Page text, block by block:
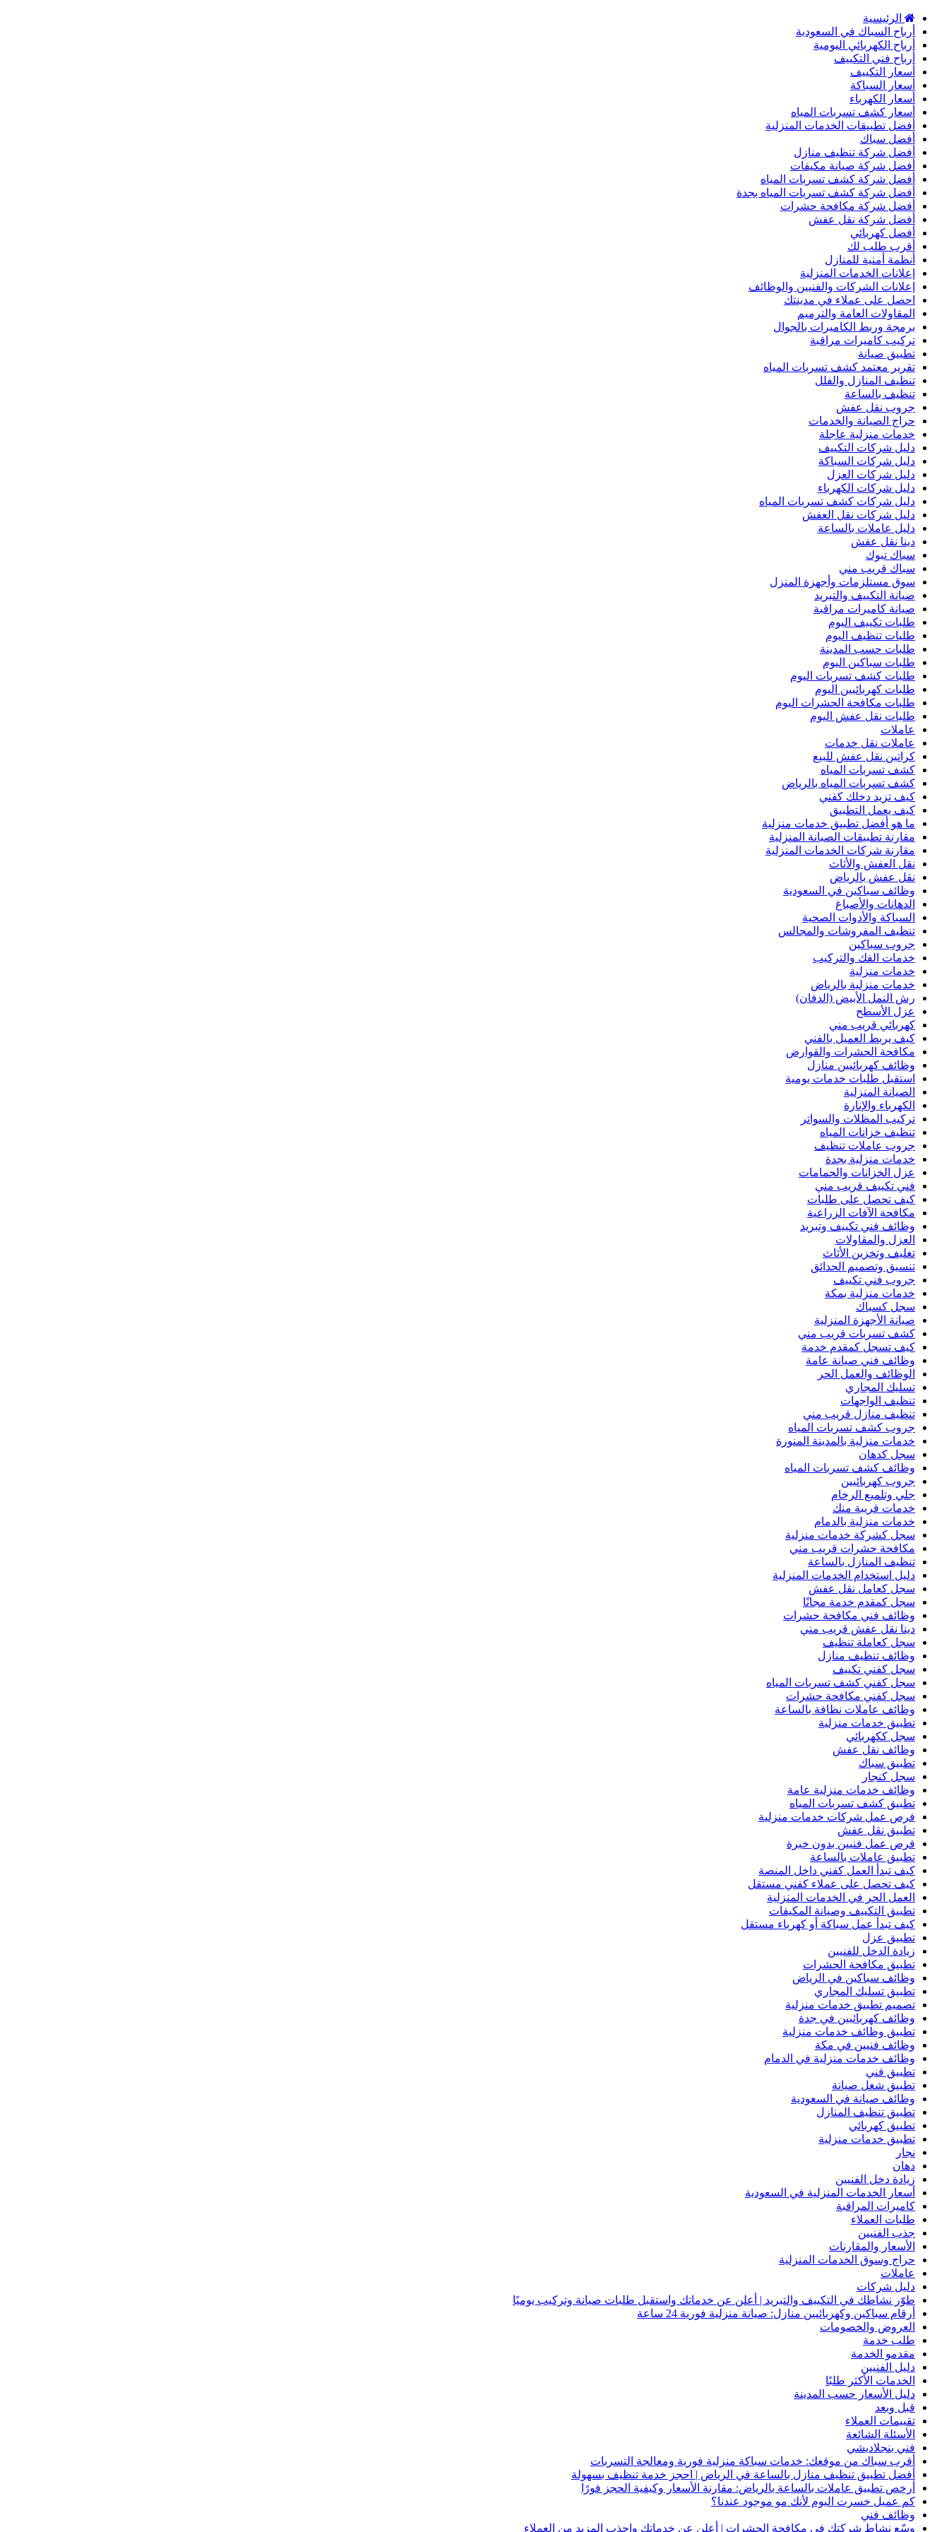
الرئيسية
أرباح السباك في السعودية
أرباح الكهربائي اليومية
أرباح فني التكييف
أسعار التكييف
أسعار السباكة
أسعار الكهرباء
أسعار كشف تسربات المياه
أفضل تطبيقات الخدمات المنزلية
أفضل سباك
أفضل شركة تنظيف منازل
أفضل شركة صيانة مكيفات
أفضل شركة كشف تسربات المياه
أفضل شركة كشف تسربات المياه بجدة
أفضل شركة مكافحة حشرات
أفضل شركة نقل عفش
أفضل كهربائي
أقرب طلب لك
أنظمة أمنية للمنازل
إعلانات الخدمات المنزلية
إعلانات الشركات والفنيين والوظائف
احصل على عملاء في مدينتك
المقاولات العامة والترميم
برمجة وربط الكاميرات بالجوال
تركيب كاميرات مراقبة
تطبيق صيانة
تقرير معتمد كشف تسربات المياه
تنظيف المنازل والفلل
تنظيف بالساعة
جروب نقل عفش
حراج الصيانة والخدمات
خدمات منزلية عاجلة
دليل شركات التكييف
دليل شركات السباكة
دليل شركات العزل
دليل شركات الكهرباء
دليل شركات كشف تسربات المياه
دليل شركات نقل العفش
دليل عاملات بالساعة
دينا نقل عفش
سباك تبوك
سباك قريب مني
سوق مستلزمات وأجهزة المنزل
صيانة التكييف والتبريد
صيانة كاميرات مراقبة
طلبات تكييف اليوم
طلبات تنظيف اليوم
طلبات حسب المدينة
طلبات سباكين اليوم
طلبات كشف تسربات اليوم
طلبات كهربائيين اليوم
طلبات مكافحة الحشرات اليوم
طلبات نقل عفش اليوم
عاملات
عاملات نقل خدمات
كراتين نقل عفش للبيع
كشف تسربات المياه
كشف تسربات المياه بالرياض
كيف تزيد دخلك كفني
كيف يعمل التطبيق
ما هو أفضل تطبيق خدمات منزلية
مقارنة تطبيقات الصيانة المنزلية
مقارنة شركات الخدمات المنزلية
نقل العفش والأثاث
نقل عفش بالرياض
وظائف سباكين في السعودية
الدهانات والأصباغ
السباكة والأدوات الصحية
تنظيف المفروشات والمجالس
جروب سباكين
خدمات الفك والتركيب
خدمات منزلية
خدمات منزلية بالرياض
رش النمل الأبيض (الدفان)
عزل الأسطح
كهربائي قريب مني
كيف يربط العميل بالفني
مكافحة الحشرات والقوارض
وظائف كهربائيين منازل
استقبل طلبات خدمات يومية
الصيانة المنزلية
الكهرباء والإنارة
تركيب المظلات والسواتر
تنظيف خزانات المياه
جروب عاملات تنظيف
خدمات منزلية بجدة
عزل الخزانات والحمامات
فني تكييف قريب مني
كيف تحصل على طلبات
مكافحة الآفات الزراعية
وظائف فني تكييف وتبريد
العزل والمقاولات
تغليف وتخزين الأثاث
تنسيق وتصميم الحدائق
جروب فني تكييف
خدمات منزلية بمكة
سجل كسباك
صيانة الأجهزة المنزلية
كشف تسربات قريب مني
كيف تسجل كمقدم خدمة
وظائف فني صيانة عامة
الوظائف والعمل الحر
تسليك المجاري
تنظيف الواجهات
تنظيف منازل قريب مني
جروب كشف تسربات المياه
خدمات منزلية بالمدينة المنورة
سجل كدهان
وظائف كشف تسربات المياه
جروب كهربائيين
جلي وتلميع الرخام
خدمات قريبة منك
خدمات منزلية بالدمام
سجل كشركة خدمات منزلية
مكافحة حشرات قريب مني
تنظيف المنازل بالساعة
دليل استخدام الخدمات المنزلية
سجل كعامل نقل عفش
سجل كمقدم خدمة مجانًا
وظائف فني مكافحة حشرات
دينا نقل عفش قريب مني
سجل كعاملة تنظيف
وظائف تنظيف منازل
سجل كفني تكييف
سجل كفني كشف تسربات المياه
سجل كفني مكافحة حشرات
وظائف عاملات نظافة بالساعة
تطبيق خدمات منزلية
سجل ككهربائي
وظائف نقل عفش
تطبيق سباك
سجل كنجار
وظائف خدمات منزلية عامة
تطبيق كشف تسربات المياه
فرص عمل شركات خدمات منزلية
تطبيق نقل عفش
فرص عمل فنيين بدون خبرة
تطبيق عاملات بالساعة
كيف تبدأ العمل كفني داخل المنصة
كيف تحصل على عملاء كفني مستقل
العمل الحر في الخدمات المنزلية
تطبيق التكييف وصيانة المكيفات
كيف تبدأ عمل سباكة أو كهرباء مستقل
تطبيق عزل
زيادة الدخل للفنيين
تطبيق مكافحة الحشرات
وظائف سباكين في الرياض
تطبيق تسليك المجاري
تصميم تطبيق خدمات منزلية
وظائف كهربائيين في جدة
تطبيق وظائف خدمات منزلية
وظائف فنيين في مكة
وظائف خدمات منزلية في الدمام
تطبيق فني
تطبيق شغل صيانة
وظائف صيانة في السعودية
تطبيق تنظيف المنازل
تطبيق كهربائي
تطبيق خدمات منزلية
نجار
دهان
زيادة دخل الفنيين
أسعار الخدمات المنزلية في السعودية
كاميرات المراقبة
طلبات العملاء
جذب الفنيين
الأسعار والمقارنات
حراج وسوق الخدمات المنزلية
عاملات
دليل شركات
طوّر نشاطك في التكييف والتبريد | أعلن عن خدماتك واستقبل طلبات صيانة وتركيب يوميًا
أرقام سباكين وكهربائيين منازل: صيانة منزلية فورية 24 ساعة
العروض والخصومات
طلب خدمة
مقدمو الخدمة
دليل الفنيين
الخدمات الأكثر طلبًا
دليل الأسعار حسب المدينة
قبل وبعد
تقييمات العملاء
الأسئلة الشائعة
فني بنجلاديشي
أقرب سباك من موقعك: خدمات سباكة منزلية فورية ومعالجة التسربات
أفضل تطبيق تنظيف منازل بالساعة في الرياض | احجز خدمة تنظيف بسهولة
أرخص تطبيق عاملات بالساعة بالرياض: مقارنة الأسعار وكيفية الحجز فورًا
كم عميل خسرت اليوم لأنك مو موجود عندنا؟
وظائف فني
وسّع نشاط شركتك في مكافحة الحشرات | أعلن عن خدماتك واجذب المزيد من العملاء